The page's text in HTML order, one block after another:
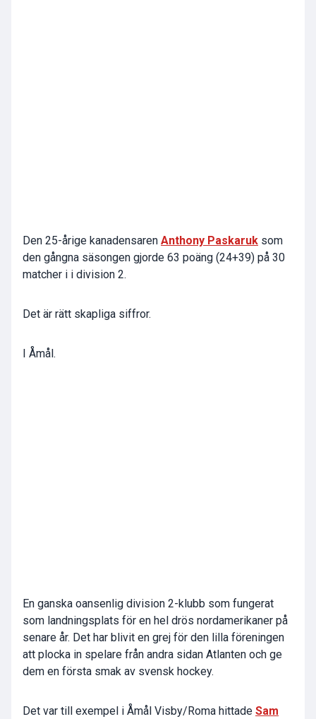
Den 25-årige kanadensaren Anthony Paskaruk som
den gångna säsongen gjorde 63 poäng (24+39) på 30
matcher i i division 2.
Det är rätt skapliga siffror.
I Åmål.
En ganska oansenlig division 2-klubb som fungerat
som landningsplats för en hel drös nordamerikaner på
senare år. Det har blivit en grej för den lilla föreningen
att plocka in spelare från andra sidan Atlanten och ge
dem en första smak av svensk hockey.
Det var till exempel i Åmål Visby/Roma hittade Sam